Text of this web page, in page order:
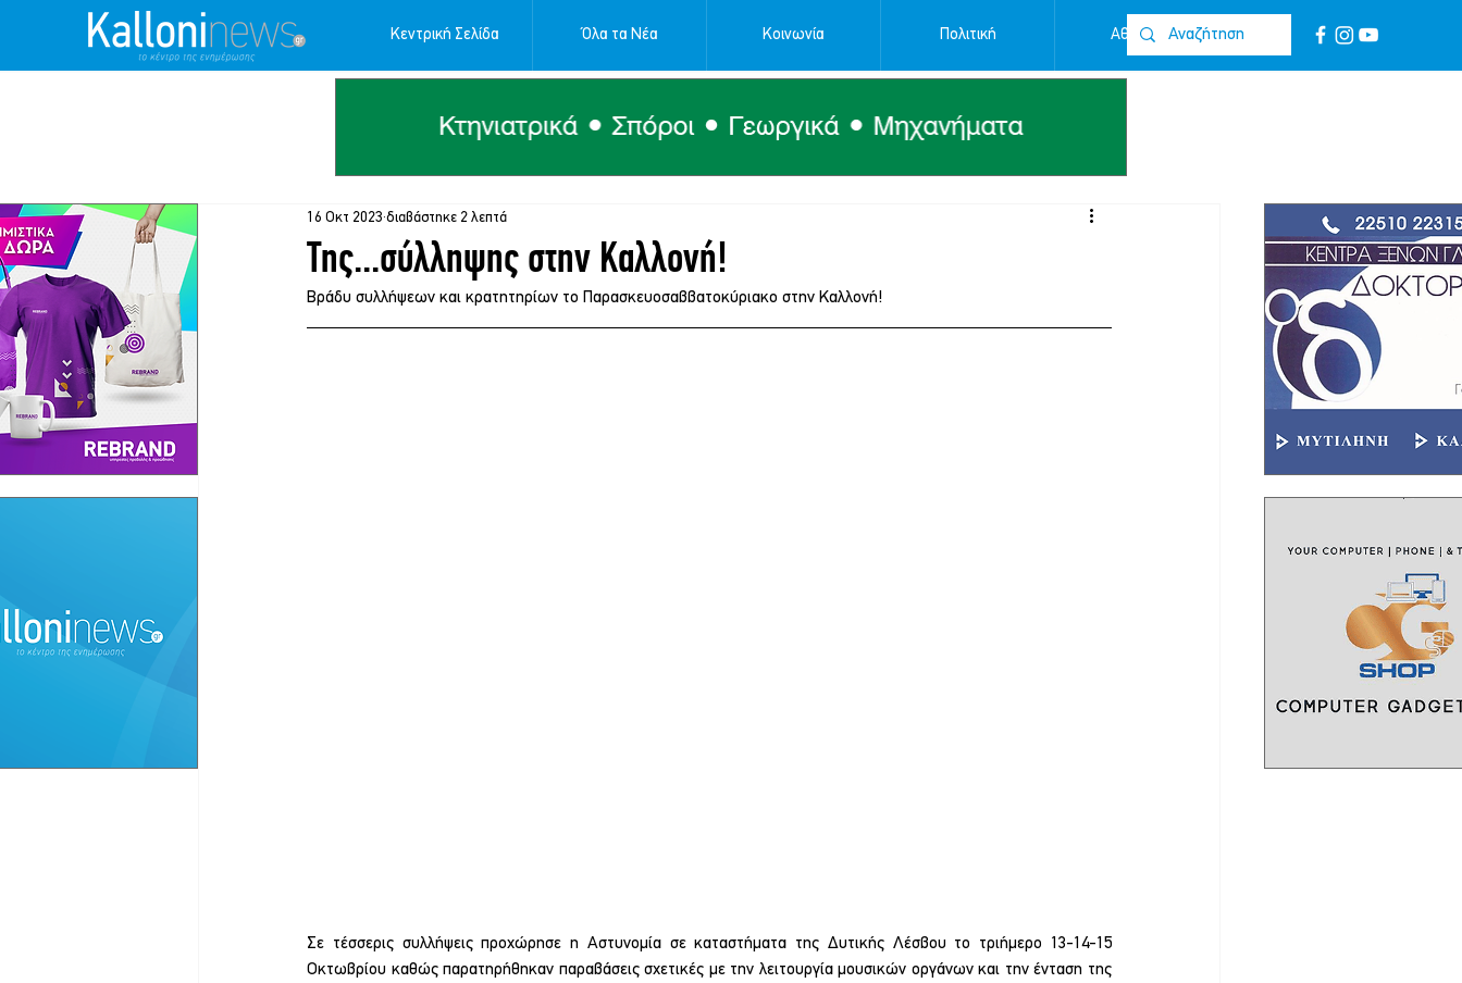
Κεντρική Σελίδα Όλα τα Νέα Κοινωνία Πολιτική Αθλητικά Επικοινωνία
Της...σύλληψης στην Καλλονή!
16 Οκτ 2023 διαβάστηκε 2 λεπτά
Βράδυ συλλήψεων και κρατητηρίων το Παρασκευοσαββατοκύριακο στην Καλλονή!
Σε τέσσερις συλλήψεις προχώρησε η Αστυνομία σε καταστήματα της Δυτικής Λέσβου το τριήμερο 13-14-15
Οκτωβρίου καθώς παρατηρήθηκαν παραβάσεις σχετικές με την λειτουργία μουσικών οργάνων και την ένταση της